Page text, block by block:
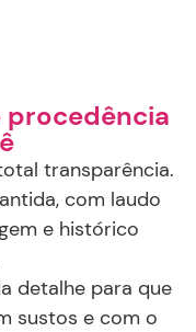
procedência
transparência.
com laudo
e histórico
detalhe para que
sustos e com o